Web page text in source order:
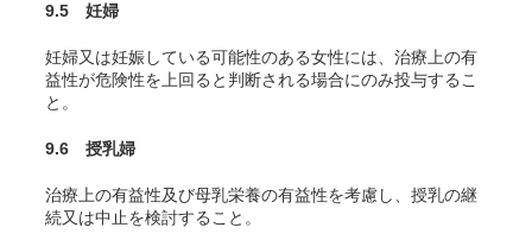
9.5 妊婦
妊婦又は妊娠している可能性のある女性には、治療上の有
益性が危険性を上回ると判断される場合にのみ投与するこ
と。
9.6 授乳婦
治療上の有益性及び母乳栄養の有益性を考慮し、授乳の継
続又は中止を検討すること。